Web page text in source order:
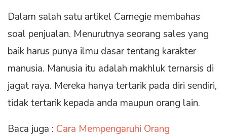
Dalam salah satu artikel Carnegie membahas
soal penjualan. Menurutnya seorang sales yang
baik harus punya ilmu dasar tentang karakter
manusia. Manusia itu adalah makhluk ternarsis di
jagat raya. Mereka hanya tertarik pada diri sendiri,
tidak tertarik kepada anda maupun orang lain.
Baca juga : Cara Mempengaruhi Orang